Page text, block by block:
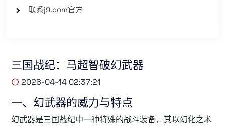
联系j9.com官方
三国战纪：马超智破幻武器
2026-04-14 02:37:21
一、幻武器的威力与特点
幻武器是三国战纪中一种特殊的战斗装备，其以幻化之术